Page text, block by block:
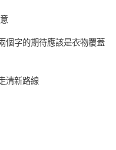
個字的期待應該是衣物覆蓋
清新路線